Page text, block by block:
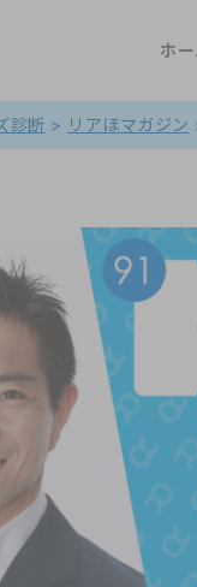
ホ
診断 > リアほマガジン